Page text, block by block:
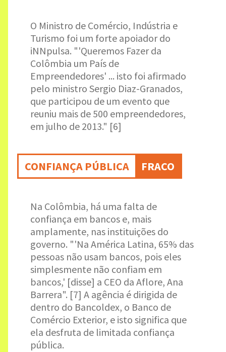
O Ministro de Comércio, Indústria e
Turismo foi um forte apoiador do
iNNpulsa. "'Queremos Fazer da
Colômbia um País de
Empreendedores' ... isto foi afirmado
pelo ministro Sergio Diaz-Granados,
que participou de um evento que
reuniu mais de 500 empreendedores,
em julho de 2013." [6]
CONFIANÇA PÚBLICA FRACO
Na Colômbia, há uma falta de
confiança em bancos e, mais
amplamente, nas instituições do
governo. "'Na América Latina, 65% das
pessoas não usam bancos, pois eles
simplesmente não confiam em
bancos,' [disse] a CEO da Aflore, Ana
Barrera". [7] A agência é dirigida de
dentro do Bancoldex, o Banco de
Comércio Exterior, e isto significa que
ela desfruta de limitada confiança
pública.